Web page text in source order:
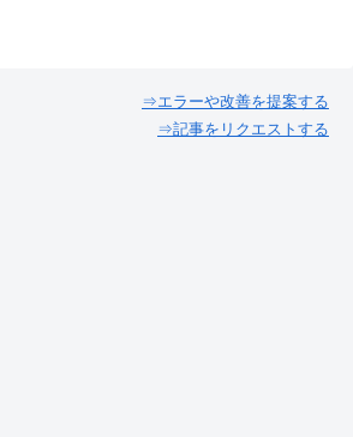
⇒エラーや改善を提案する
⇒記事をリクエストする